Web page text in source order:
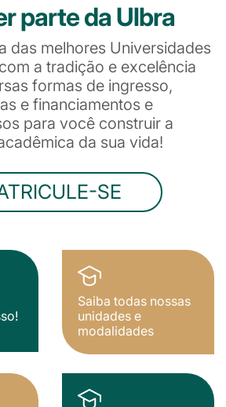
parte da Ulbra
das melhores Universidades
a tradição e excelência
formas de ingresso,
e financiamentos e
para você construir a
da sua vida!
SE
Saiba todas nossas
unidades e
modalidades